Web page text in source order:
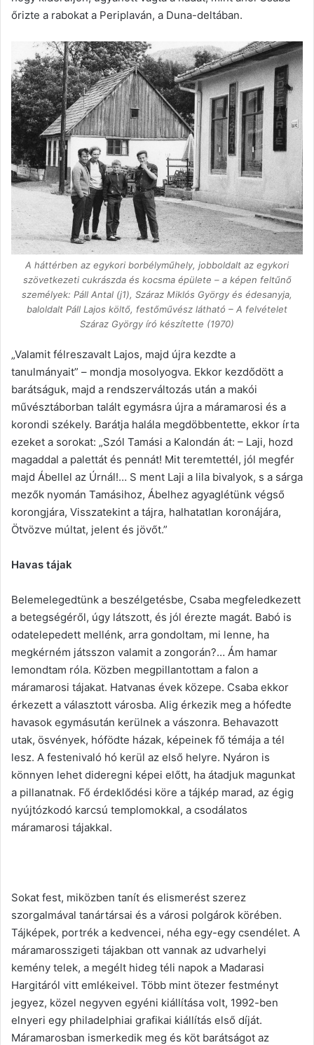
őrizte a rabokat a Periplaván, a Duna-deltában.
A háttérben az egykori borbélyműhely, jobboldalt az egykori
szövetkezeti cukrászda és kocsma épülete – a képen feltűnő
személyek: Páll Antal (j1), Száraz Miklós György és édesanyja,
baloldalt Páll Lajos költő, festőművész látható – A felvételet
Száraz György író készítette (1970)
„Valamit félreszavalt Lajos, majd újra kezdte a
tanulmányait” – mondja mosolyogva. Ekkor kezdődött a
barátságuk, majd a rendszerváltozás után a makói
művésztáborban talált egymásra újra a máramarosi és a
korondi székely. Barátja halála megdöbbentette, ekkor írta
ezeket a sorokat: „Szól Tamási a Kalondán át: – Laji, hozd
magaddal a palettát és pennát! Mit teremtettél, jól megfér
majd Ábellel az Úrnál!… S ment Laji a lila bivalyok, s a sárga
mezők nyomán Tamásihoz, Ábelhez agyaglétünk végső
korongjára, Visszatekint a tájra, halhatatlan koronájára,
Ötvözve múltat, jelent és jövőt.”
Havas tájak
Belemelegedtünk a beszélgetésbe, Csaba megfeledkezett
a betegségéről, úgy látszott, és jól érezte magát. Babó is
odatelepedett mellénk, arra gondoltam, mi lenne, ha
megkérném játsszon valamit a zongorán?… Ám hamar
lemondtam róla. Közben megpillantottam a falon a
máramarosi tájakat. Hatvanas évek közepe. Csaba ekkor
érkezett a választott városba. Alig érkezik meg a hófedte
havasok egymásután kerülnek a vászonra. Behavazott
utak, ösvények, hófödte házak, képeinek fő témája a tél
lesz. A festenivaló hó kerül az első helyre. Nyáron is
könnyen lehet dideregni képei előtt, ha átadjuk magunkat
a pillanatnak. Fő érdeklődési köre a tájkép marad, az égig
nyújtózkodó karcsú templomokkal, a csodálatos
máramarosi tájakkal.
Sokat fest, miközben tanít és elismerést szerez
szorgalmával tanártársai és a városi polgárok körében.
Tájképek, portrék a kedvencei, néha egy-egy csendélet. A
máramarosszigeti tájakban ott vannak az udvarhelyi
kemény telek, a megélt hideg téli napok a Madarasi
Hargitáról vitt emlékeivel. Több mint ötezer festményt
jegyez, közel negyven egyéni kiállítása volt, 1992-ben
elnyeri egy philadelphiai grafikai kiállítás első díját.
Máramarosban ismerkedik meg és köt barátságot az